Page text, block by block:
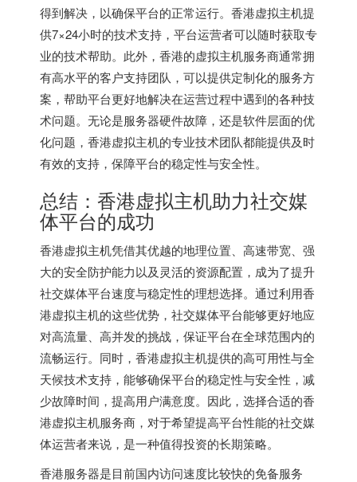
得到解决，以确保平台的正常运行。香港虚拟主机提
供7×24小时的技术支持，平台运营者可以随时获取专
业的技术帮助。此外，香港的虚拟主机服务商通常拥
有高水平的客户支持团队，可以提供定制化的服务方
案，帮助平台更好地解决在运营过程中遇到的各种技
术问题。无论是服务器硬件故障，还是软件层面的优
化问题，香港虚拟主机的专业技术团队都能提供及时
有效的支持，保障平台的稳定性与安全性。
总结：香港虚拟主机助力社交媒
体平台的成功
香港虚拟主机凭借其优越的地理位置、高速带宽、强
大的安全防护能力以及灵活的资源配置，成为了提升
社交媒体平台速度与稳定性的理想选择。通过利用香
港虚拟主机的这些优势，社交媒体平台能够更好地应
对高流量、高并发的挑战，保证平台在全球范围内的
流畅运行。同时，香港虚拟主机提供的高可用性与全
天候技术支持，能够确保平台的稳定性与安全性，减
少故障时间，提高用户满意度。因此，选择合适的香
港虚拟主机服务商，对于希望提高平台性能的社交媒
体运营者来说，是一种值得投资的长期策略。
香港服务器是目前国内访问速度比较快的免备服务